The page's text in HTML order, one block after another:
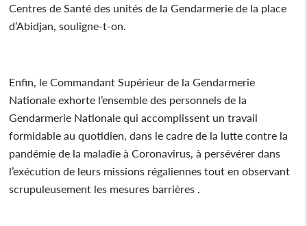
Centres de Santé des unités de la Gendarmerie de la place
d’Abidjan, souligne-t-on.
Enfin, le Commandant Supérieur de la Gendarmerie
Nationale exhorte l’ensemble des personnels de la
Gendarmerie Nationale qui accomplissent un travail
formidable au quotidien, dans le cadre de la lutte contre la
pandémie de la maladie à Coronavirus, à persévérer dans
l’exécution de leurs missions régaliennes tout en observant
scrupuleusement les mesures barrières .